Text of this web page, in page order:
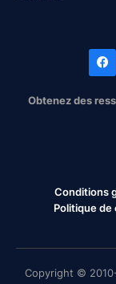
Obtenez des
Conditions
Politique de
Copyright ©